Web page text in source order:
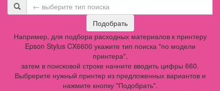
Подобрать
Например, для подбора расходных материалов к принтеру
Epson Stylus CX6600 укажите тип поиска "по модели
принтера",
затем в поисковой строке начните вводить цифры 660.
Выбрерите нужный принтер из предложенных вариантов и
нажмите кнопку "Подобрать".